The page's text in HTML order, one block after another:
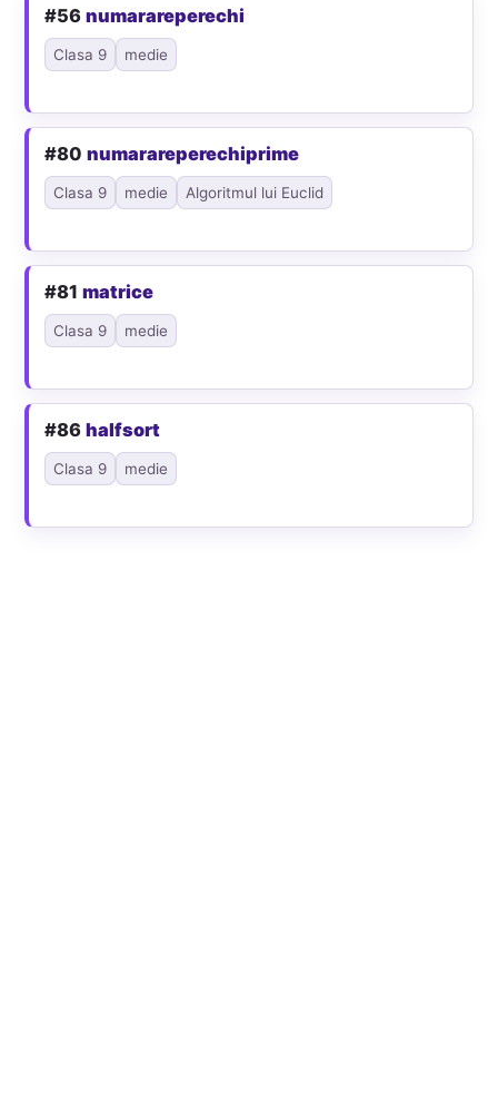
#56numarareperechi
Clasa 9 medie
#80numarareperechiprime
Clasa 9 medie Algoritmul lui Euclid
#81matrice
Clasa 9 medie
#86halfsort
Clasa 9 medie